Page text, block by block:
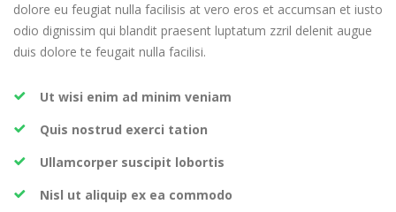
dolore eu feugiat nulla facilisis at vero eros et accumsan et iusto
odio dignissim qui blandit praesent luptatum zzril delenit augue
duis dolore te feugait nulla facilisi.
Ut wisi enim ad minim veniam
Quis nostrud exerci tation
Ullamcorper suscipit lobortis
Nisl ut aliquip ex ea commodo